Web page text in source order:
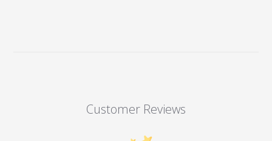
Customer Reviews